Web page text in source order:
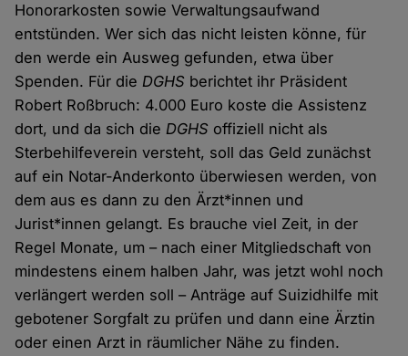
Honorarkosten sowie Verwaltungsaufwand
entstünden. Wer sich das nicht leisten könne, für
den werde ein Ausweg gefunden, etwa über
Spenden. Für dieDGHS berichtet ihr Präsident
Robert Roßbruch: 4.000 Euro koste die Assistenz
dort, und da sich dieDGHS offiziell nicht als
Sterbehilfeverein versteht, soll das Geld zunächst
auf ein Notar-Anderkonto überwiesen werden, von
dem aus es dann zu den Ärzt*innen und
Jurist*innen gelangt. Es brauche viel Zeit, in der
Regel Monate, um – nach einer Mitgliedschaft von
mindestens einem halben Jahr, was jetzt wohl noch
verlängert werden soll – Anträge auf Suizidhilfe mit
gebotener Sorgfalt zu prüfen und dann eine Ärztin
oder einen Arzt in räumlicher Nähe zu finden.